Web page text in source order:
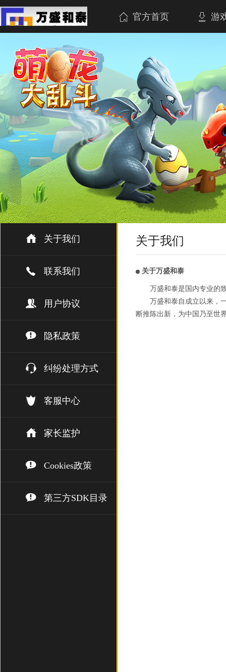
官方首页 游
关于我们
联系我们
用户协议
隐私政策
纠纷处理方式
客服中心
家长监护
Cookies政策
第三方SDK目录
关于我们
关于万盛和泰
万盛和泰是国内专业的
万盛和泰自成立以来，
断推陈出新，为中国乃至世